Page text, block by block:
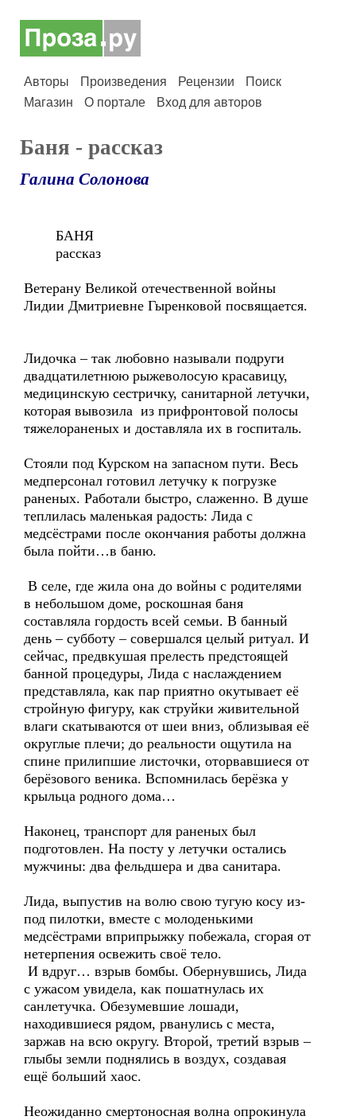
Авторы Произведения Рецензии
Поиск
Магазин
О портале Вход для авторов
Баня - рассказ
Галина Солонова
БАНЯ
рассказ
Ветерану Великой отечественной войны
Лидии Дмитриевне Гыренковой посвящается.
Лидочка – так любовно называли подруги
двадцатилетнюю рыжеволосую красавицу,
медицинскую сестричку, санитарной летучки,
которая вывозила из прифронтовой полосы
тяжелораненых и доставляла их в госпиталь.
Стояли под Курском на запасном пути. Весь
медперсонал готовил летучку к погрузке
раненых. Работали быстро, слаженно. В душе
теплилась маленькая радость: Лида с
медсёстрами после окончания работы должна
была пойти…в баню.
В селе, где жила она до войны с родителями
в небольшом доме, роскошная баня
составляла гордость всей семьи. В банный
день – субботу – совершался целый ритуал. И
сейчас, предвкушая прелесть предстоящей
банной процедуры, Лида с наслаждением
представляла, как пар приятно окутывает её
стройную фигуру, как струйки живительной
влаги скатываются от шеи вниз, облизывая её
округлые плечи; до реальности ощутила на
спине прилипшие листочки, оторвавшиеся от
берёзового веника. Вспомнилась берёзка у
крыльца родного дома…
Наконец, транспорт для раненых был
подготовлен. На посту у летучки остались
мужчины: два фельдшера и два санитара.
Лида, выпустив на волю свою тугую косу из-
под пилотки, вместе с молоденькими
медсёстрами вприпрыжку побежала, сгорая от
нетерпения освежить своё тело.
И вдруг… взрыв бомбы. Обернувшись, Лида
с ужасом увидела, как пошатнулась их
санлетучка. Обезумевшие лошади,
находившиеся рядом, рванулись с места,
заржав на всю округу. Второй, третий взрыв –
глыбы земли поднялись в воздух, создавая
ещё больший хаос.
Неожиданно смертоносная волна опрокинула